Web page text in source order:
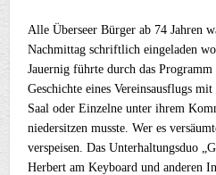
Alle Überseer Bürger ab 74 Jahren
Nachmittag schriftlich eingeladen
Jauernig führte durch das Programm
Geschichte eines Vereinsausflugs
Saal oder Einzelne unter ihrem
niedersitzen musste. Wer es
verspeisen. Das Unterhaltungsduo
Herbert am Keyboard und anderen